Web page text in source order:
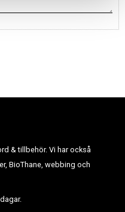
& tillbehör. Vi har också
BioThane, webbing och